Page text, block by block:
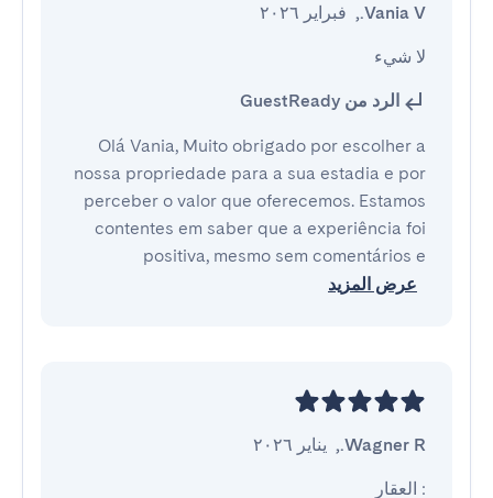
Vania V.
, فبراير ٢٠٢٦
لا شيء
الرد من GuestReady
Olá Vania, Muito obrigado por escolher a
nossa propriedade para a sua estadia e por
perceber o valor que oferecemos. Estamos
contentes em saber que a experiência foi
positiva, mesmo sem comentários e
عرض المزيد
Wagner R.
, يناير ٢٠٢٦
: العقار